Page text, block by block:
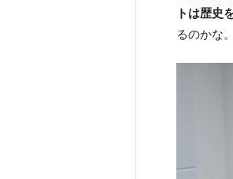
トは歴史
るのかな。